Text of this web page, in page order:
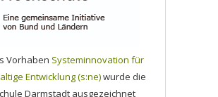
Vorhaben Systeminnovation für
Entwicklung (s:ne)wurde die
Darmstadt ausgezeichnet